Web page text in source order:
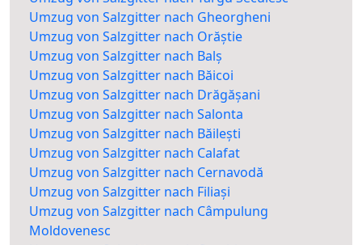
Umzug von Salzgitter nach Gheorgheni
Umzug von Salzgitter nach Orăștie
Umzug von Salzgitter nach Balș
Umzug von Salzgitter nach Băicoi
Umzug von Salzgitter nach Drăgășani
Umzug von Salzgitter nach Salonta
Umzug von Salzgitter nach Băilești
Umzug von Salzgitter nach Calafat
Umzug von Salzgitter nach Cernavodă
Umzug von Salzgitter nach Filiași
Umzug von Salzgitter nach Câmpulung
Moldovenesc